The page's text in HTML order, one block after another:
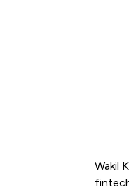
Wakil